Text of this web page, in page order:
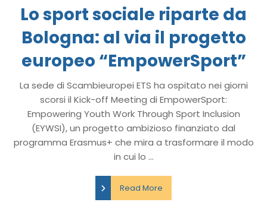
Lo sport sociale riparte da
Bologna: al via il progetto
europeo “EmpowerSport”
La sede di Scambieuropei ETS ha ospitato nei giorni
scorsi il Kick-off Meeting di EmpowerSport:
Empowering Youth Work Through Sport Inclusion
(EYWSI), un progetto ambizioso finanziato dal
programma Erasmus+ che mira a trasformare il modo
in cui lo ...
Read More